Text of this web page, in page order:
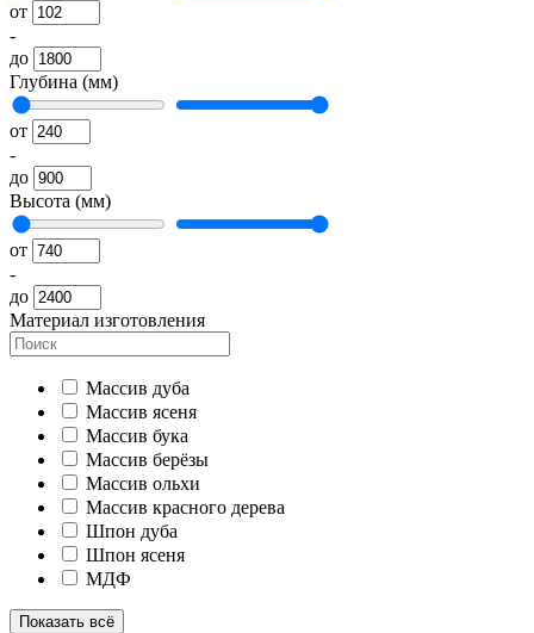
от
-
до
Глубина (мм)
от
-
до
Высота (мм)
от
-
до
Материал изготовления
Массив дуба
Массив ясеня
Массив бука
Массив берёзы
Массив ольхи
Массив красного дерева
Шпон дуба
Шпон ясеня
МДФ
Показать всё